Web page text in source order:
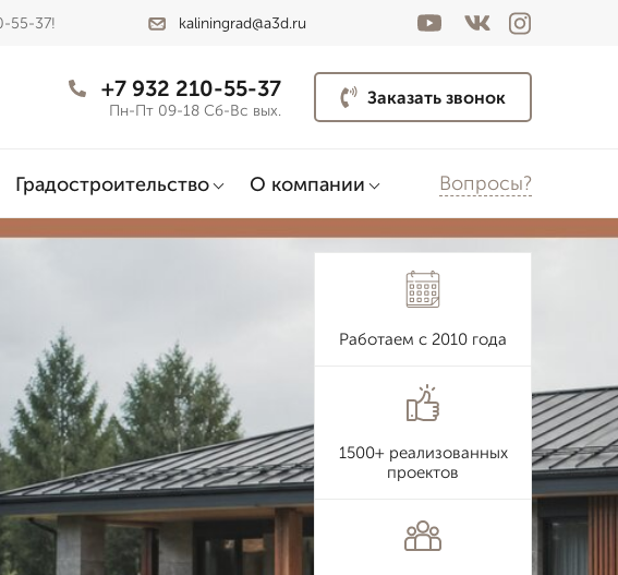
55-37! kaliningrad@a3d.ru
+7 932 210-55-37
Пн-Пт 09-18 Сб-Вс вых.
Заказать звонок
Градостроительство О компании Вопросы?
Работаем с 2010 года
1500+ реализованных
проектов